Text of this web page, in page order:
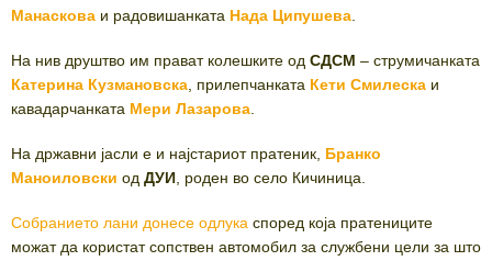
Манаскова и радовишанката Нада Ципушева.
На нив друштво им прават колешките од СДСМ – струмичанката
Катерина Кузмановска, прилепчанката Кети Смилеска и
кавадарчанката Мери Лазарова.
На државни јасли е и најстариот пратеник, Бранко
Маноиловски од ДУИ, роден во село Кичиница.
Собранието лани донесе одлука според која пратениците
можат да користат сопствен автомобил за службени цели за што